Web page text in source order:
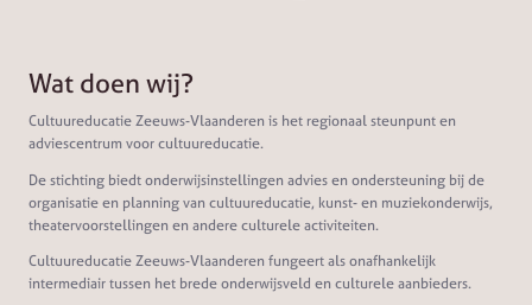
Wat doen wij?
Cultuureducatie Zeeuws-Vlaanderen is het regionaal steunpunt en
adviescentrum voor cultuureducatie.
De stichting biedt onderwijsinstellingen advies en ondersteuning bij de
organisatie en planning van cultuureducatie, kunst- en muziekonderwijs,
theatervoorstellingen en andere culturele activiteiten.
Cultuureducatie Zeeuws-Vlaanderen fungeert als onafhankelijk
intermediair tussen het brede onderwijsveld en culturele aanbieders.